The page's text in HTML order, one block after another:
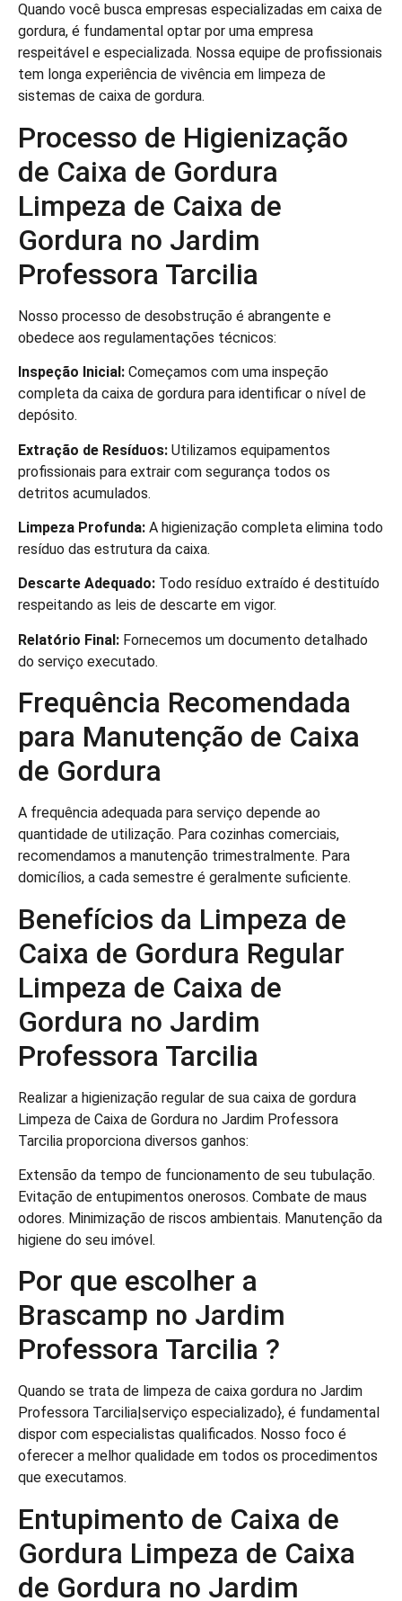
Quando você busca empresas especializadas em caixa de
gordura, é fundamental optar por uma empresa
respeitável e especializada. Nossa equipe de profissionais
tem longa experiência de vivência em limpeza de
sistemas de caixa de gordura.
Processo de Higienização
de Caixa de Gordura
Limpeza de Caixa de
Gordura no Jardim
Professora Tarcilia
Nosso processo de desobstrução é abrangente e
obedece aos regulamentações técnicos:
Inspeção Inicial: Começamos com uma inspeção
completa da caixa de gordura para identificar o nível de
depósito.
Extração de Resíduos: Utilizamos equipamentos
profissionais para extrair com segurança todos os
detritos acumulados.
Limpeza Profunda: A higienização completa elimina todo
resíduo das estrutura da caixa.
Descarte Adequado: Todo resíduo extraído é destituído
respeitando as leis de descarte em vigor.
Relatório Final: Fornecemos um documento detalhado
do serviço executado.
Frequência Recomendada
para Manutenção de Caixa
de Gordura
A frequência adequada para serviço depende ao
quantidade de utilização. Para cozinhas comerciais,
recomendamos a manutenção trimestralmente. Para
domicílios, a cada semestre é geralmente suficiente.
Benefícios da Limpeza de
Caixa de Gordura Regular
Limpeza de Caixa de
Gordura no Jardim
Professora Tarcilia
Realizar a higienização regular de sua caixa de gordura
Limpeza de Caixa de Gordura no Jardim Professora
Tarcilia proporciona diversos ganhos:
Extensão da tempo de funcionamento de seu tubulação.
Evitação de entupimentos onerosos. Combate de maus
odores. Minimização de riscos ambientais. Manutenção da
higiene do seu imóvel.
Por que escolher a
Brascamp no Jardim
Professora Tarcilia ?
Quando se trata de limpeza de caixa gordura no Jardim
Professora Tarcilia|serviço especializado}, é fundamental
dispor com especialistas qualificados. Nosso foco é
oferecer a melhor qualidade em todos os procedimentos
que executamos.
Entupimento de Caixa de
Gordura Limpeza de Caixa
de Gordura no Jardim